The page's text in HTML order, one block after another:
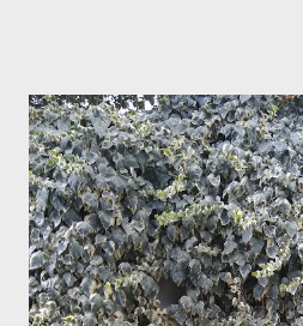
özü, birileri okur mu diye düşünerek
yazacağım, Sıkılınca ara vereceğim,
de okursanız, Okumak istediklerinizi
olur yolculuk... Nice senelere... 🧿